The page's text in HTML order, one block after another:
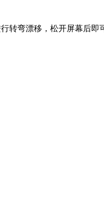
转弯漂移，松开屏幕后即